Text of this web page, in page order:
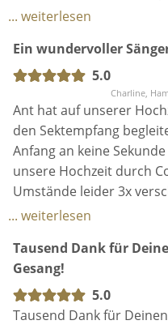
Umstände leider 3x
absolut problemlos.
Er ist auf unsere
gerne erfüllt und wir
Tag dabei gehabt zu
jedem aus tiefstem
Tausend Dank für
Gesang!
5.0
Tausend Dank für
Du hast angefangen und
nicht mehr zurück
auch während des
musikalische
Wir werden Dich überall
super glücklich darüber,
Hochzeit dabei hatten!
... weiterlesen
Wahnsinns-Sänger und
5.0
Anthony hat uns